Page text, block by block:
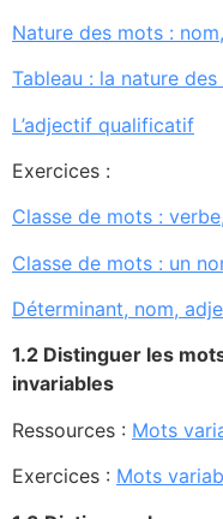
Nature des mots : nom,
Tableau : la nature
L’adjectif qualificatif
Exercices :
Classe de mots :
Classe de mots : un
Déterminant, nom,
1.2 Distinguer les
invariables
Ressources : Mots
Exercices : Mots